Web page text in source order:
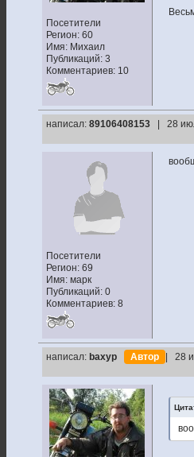
Посетители
Регион: 60
Имя: Михаил
Публикаций: 3
Комментариев: 10
написал: 89106408153 | 28
Посетители
Регион: 69
Имя: марк
Публикаций: 0
Комментариев: 8
написал: baxyp Автор | 28